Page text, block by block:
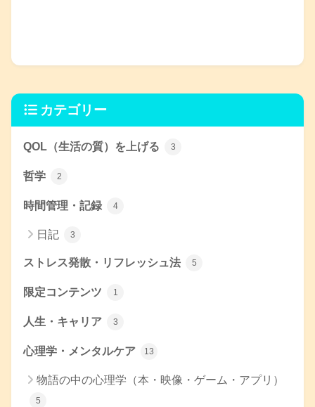
カテゴリー
QOL（生活の質）を上げる 3
哲学 2
時間管理・記録 4
日記 3
ストレス発散・リフレッシュ法 5
限定コンテンツ 1
人生・キャリア 3
心理学・メンタルケア 13
物語の中の心理学（本・映像・ゲーム・アプリ）
5